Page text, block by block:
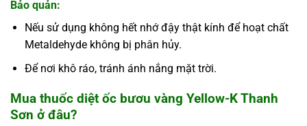
Bảo quản:
Nếu sử dụng không hết nhớ đậy thật kính để hoạt chất
Metaldehyde không bị phân hủy.
Để nơi khô ráo, tránh ánh nắng mặt trời.
Mua thuốc diệt ốc bươu vàng Yellow-K Thanh
Sơn ở đâu?